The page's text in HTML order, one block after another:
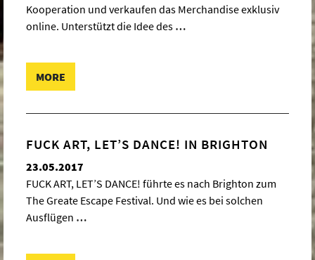
Kooperation und verkaufen das Merchandise exklusiv
online. Unterstützt die Idee des …
MORE
FUCK ART, LET’S DANCE! IN BRIGHTON
23.05.2017
FUCK ART, LET’S DANCE! führte es nach Brighton zum
The Greate Escape Festival. Und wie es bei solchen
Ausflügen …